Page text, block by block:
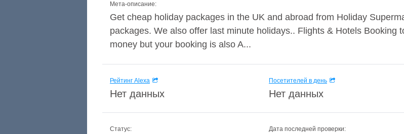
Мета-описание:
Get cheap holiday packages in the UK and abroad from Holiday
packages. We also offer last minute holidays.. Flights & Hotels Booking
money but your booking is also A...
Рейтинг Alexa
Нет данных
Посетителей в день
Нет данных
Статус: Дата последней проверки: